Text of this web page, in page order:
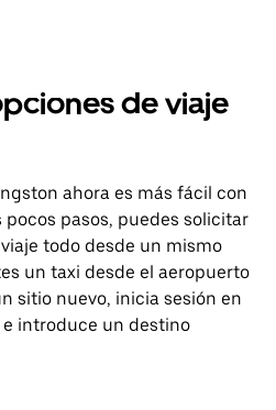
de viaje
ahora es más fácil con
pocos pasos, puedes solicitar
todo desde un mismo
un taxi desde el aeropuerto
sitio nuevo, inicia sesión en
e introduce un destino